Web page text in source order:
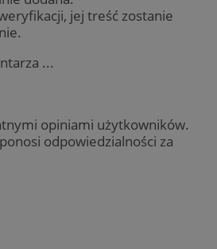
jej treść zostanie
...
opiniami użytkowników.
odpowiedzialności za